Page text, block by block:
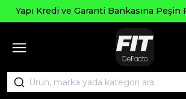
Garanti Bankasına Peşin Fiyatına 6 Taksit